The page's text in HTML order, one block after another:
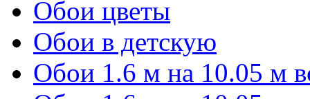
Обои цветы
Обои в детскую
Обои 1.6 м на 10.05 м